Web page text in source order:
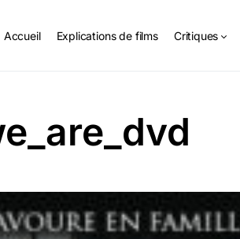
Accueil Explications de films Critiques